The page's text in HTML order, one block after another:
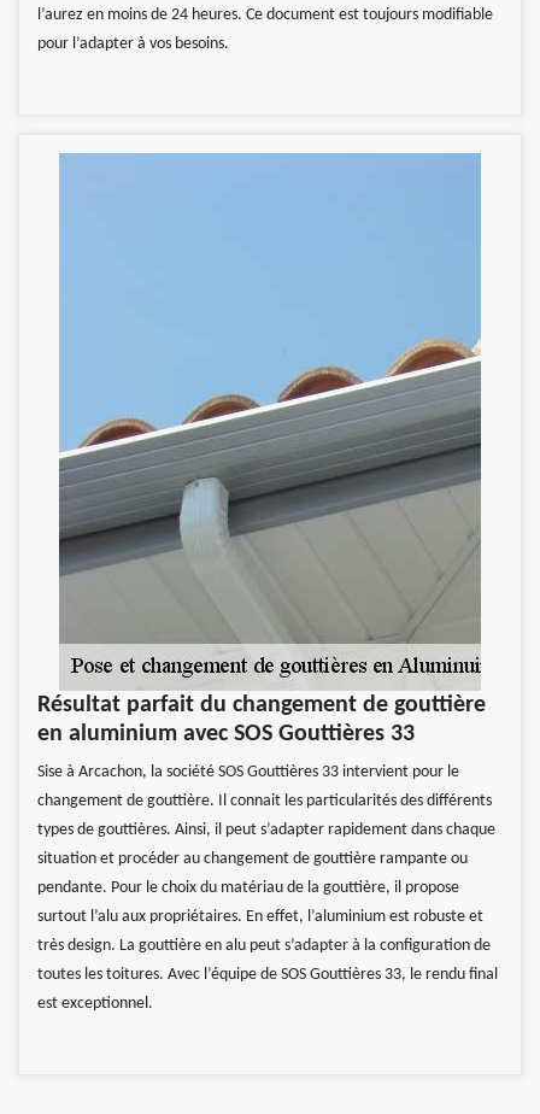
l’aurez en moins de 24 heures. Ce document est toujours modifiable
pour l’adapter à vos besoins.
Résultat parfait du changement de gouttière
en aluminium avec SOS Gouttières 33
Sise à Arcachon, la société SOS Gouttières 33 intervient pour le
changement de gouttière. Il connait les particularités des différents
types de gouttières. Ainsi, il peut s’adapter rapidement dans chaque
situation et procéder au changement de gouttière rampante ou
pendante. Pour le choix du matériau de la gouttière, il propose
surtout l’alu aux propriétaires. En effet, l’aluminium est robuste et
très design. La gouttière en alu peut s’adapter à la configuration de
toutes les toitures. Avec l’équipe de SOS Gouttières 33, le rendu final
est exceptionnel.